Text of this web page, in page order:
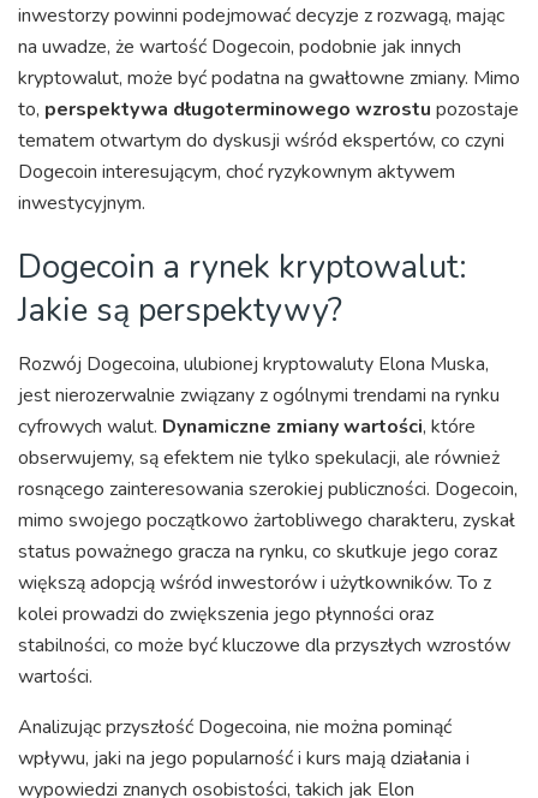
inwestorzy powinni podejmować decyzje z rozwagą, mając
na uwadze, że wartość Dogecoin, podobnie jak innych
kryptowalut, może być podatna na gwałtowne zmiany. Mimo
to, perspektywa długoterminowego wzrostu pozostaje
tematem otwartym do dyskusji wśród ekspertów, co czyni
Dogecoin interesującym, choć ryzykownym aktywem
inwestycyjnym.
Dogecoin a rynek kryptowalut:
Jakie są perspektywy?
Rozwój Dogecoina, ulubionej kryptowaluty Elona Muska,
jest nierozerwalnie związany z ogólnymi trendami na rynku
cyfrowych walut. Dynamiczne zmiany wartości, które
obserwujemy, są efektem nie tylko spekulacji, ale również
rosnącego zainteresowania szerokiej publiczności. Dogecoin,
mimo swojego początkowo żartobliwego charakteru, zyskał
status poważnego gracza na rynku, co skutkuje jego coraz
większą adopcją wśród inwestorów i użytkowników. To z
kolei prowadzi do zwiększenia jego płynności oraz
stabilności, co może być kluczowe dla przyszłych wzrostów
wartości.
Analizując przyszłość Dogecoina, nie można pominąć
wpływu, jaki na jego popularność i kurs mają działania i
wypowiedzi znanych osobistości, takich jak Elon